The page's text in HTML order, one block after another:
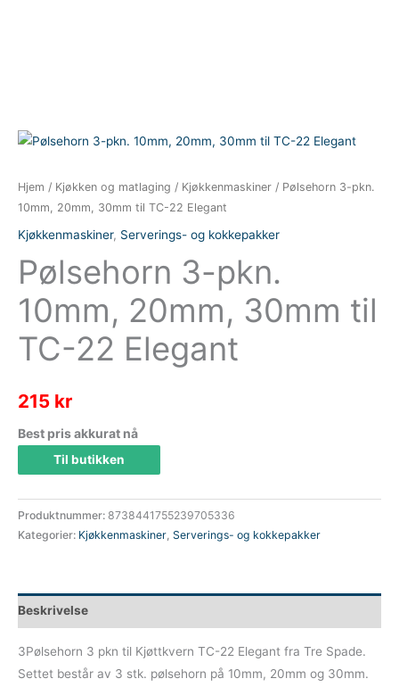
Hjem / Kjøkken og matlaging / Kjøkkenmaskiner / Pølsehorn 3-pkn.
10mm, 20mm, 30mm til TC-22 Elegant
Kjøkkenmaskiner, Serverings- og kokkepakker
Pølsehorn 3-pkn.
10mm, 20mm, 30mm til
TC-22 Elegant
215 kr
Best pris akkurat nå
Til butikken
Produktnummer: 8738441755239705336
Kategorier: Kjøkkenmaskiner Serverings- og kokkepakker
Beskrivelse
3Pølsehorn 3 pkn til Kjøttkvern TC-22 Elegant fra Tre Spade.
Settet består av 3 stk. pølsehorn på 10mm, 20mm og 30mm.